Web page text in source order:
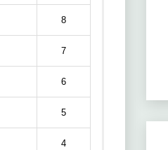
8
7
6
5
4